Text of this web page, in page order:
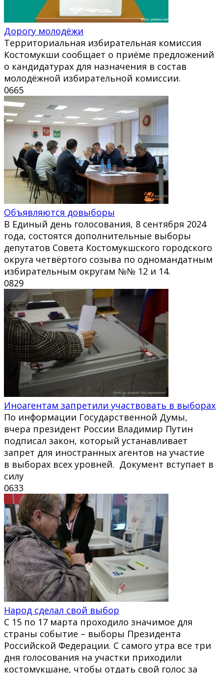
Дорогу молодёжи
Территориальная избирательная комиссия
Костомукши сообщает о приёме предложений
о кандидатурах для назначения в состав
молодёжной избирательной комиссии.
0665
Объявляются довыборы
В Единый день голосования, 8 сентября 2024
года, состоятся дополнительные выборы
депутатов Совета Костомукшского городского
округа четвёртого созыва по одномандатным
избирательным округам №№ 12 и 14.
0829
Иноагентам запретили участвовать в выборах
По информации Государственной Думы,
вчера президент России Владимир Путин
подписал закон, который устанавливает
запрет для иностранных агентов на участие
в выборах всех уровней. Документ вступает в
силу
0633
Народ сделал свой выбор
С 15 по 17 марта проходило значимое для
страны событие – выборы Президента
Российской Федерации. С самого утра все три
дня голосования на участки приходили
костомукшане, чтобы отдать свой голос за